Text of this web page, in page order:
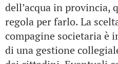
dell’acqua in provincia,
regola per farlo. La
compagine societaria è
di una gestione